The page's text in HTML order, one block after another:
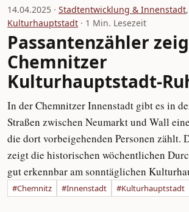
Lars Fassmann
14.04.2025 · Stadtentwicklung & Innenstadt,
Kulturhauptstadt · 1 Min. Lesezeit
Passantenzähler
Chemnitzer
Kulturhauptstadt-
In der Chemnitzer Innenstadt gibt es in
Straßen zwischen Neumarkt und Wall
die dort vorbeigehenden Personen zählt.
zeigt die historischen wöchentlichen
gut erkennbar am sonntäglichen
#Chemnitz #Innenstadt #Kulturhauptstadt